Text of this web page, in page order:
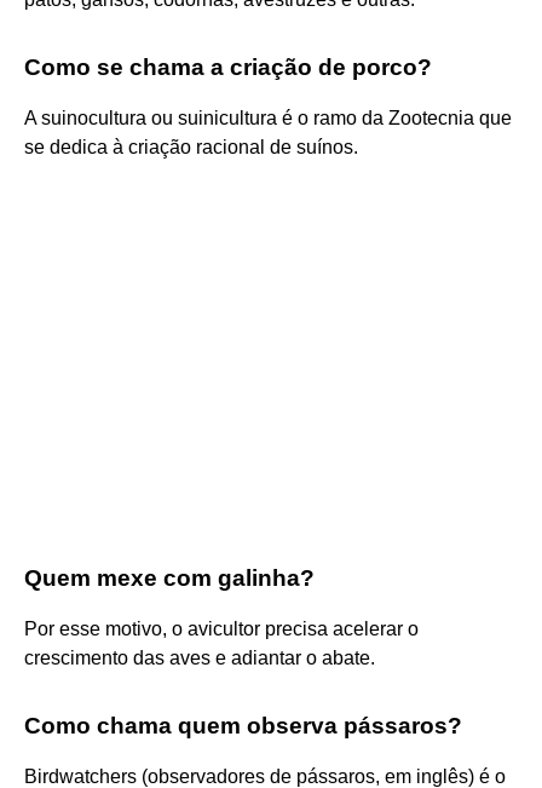
Como se chama a criação de porco?
A suinocultura ou suinicultura é o ramo da Zootecnia que
se dedica à criação racional de suínos.
Quem mexe com galinha?
Por esse motivo, o avicultor precisa acelerar o
crescimento das aves e adiantar o abate.
Como chama quem observa pássaros?
Birdwatchers (observadores de pássaros, em inglês) é o